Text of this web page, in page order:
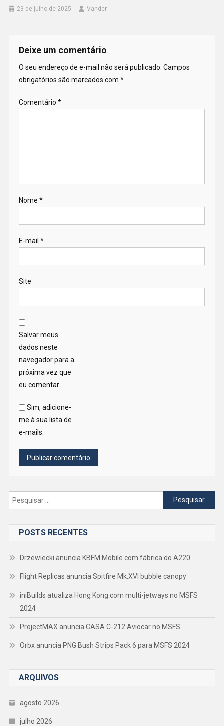
23 de julho de 2025 Vander
Deixe um comentário
O seu endereço de e-mail não será publicado. Campos
obrigatórios são marcados com *
Comentário *
Nome *
E-mail *
Site
Salvar meus
dados neste
navegador para a
próxima vez que
eu comentar.
Sim, adicione-
me à sua lista de
e-mails.
Pesquisar
por:
POSTS RECENTES
Drzewiecki anuncia KBFM Mobile com fábrica do A220
Flight Replicas anuncia Spitfire Mk.XVI bubble canopy
iniBuilds atualiza Hong Kong com multi-jetways no MSFS
2024
ProjectMAX anuncia CASA C-212 Aviocar no MSFS
Orbx anuncia PNG Bush Strips Pack 6 para MSFS 2024
ARQUIVOS
agosto 2026
julho 2026